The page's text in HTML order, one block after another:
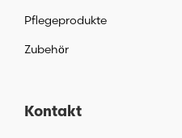
Pflegeprodukte
Zubehör
Kontakt